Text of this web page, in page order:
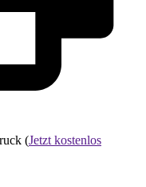
(Jetzt kostenlos